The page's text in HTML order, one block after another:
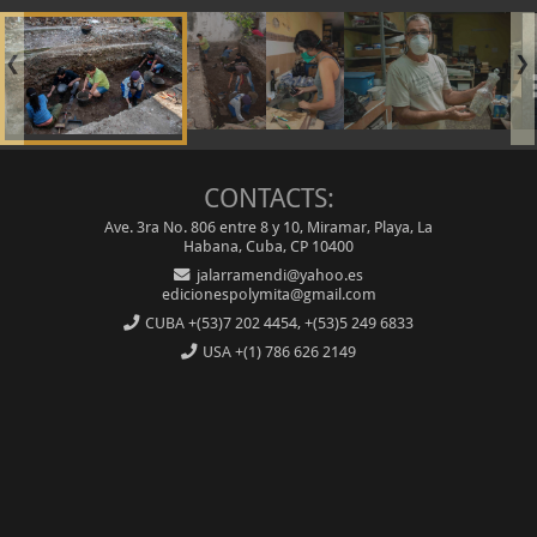
❮ ❯
CONTACTS:
Ave. 3ra No. 806 entre 8 y 10, Miramar, Playa, La
Habana, Cuba, CP 10400
jalarramendi@yahoo.es
edicionespolymita@gmail.com
CUBA+(53)7 202 4454, +(53)5 249 6833
USA+(1) 786 626 2149